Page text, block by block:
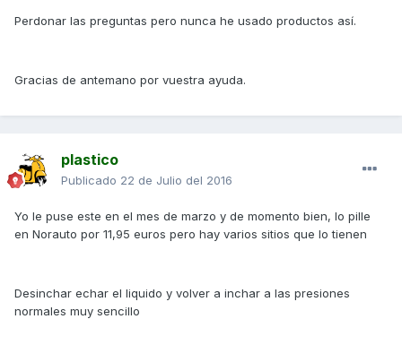
Perdonar las preguntas pero nunca he usado productos así.
Gracias de antemano por vuestra ayuda.
plastico
Publicado 22 de Julio del 2016
Yo le puse este en el mes de marzo y de momento bien, lo pille
en Norauto por 11,95 euros pero hay varios sitios que lo tienen
Desinchar echar el liquido y volver a inchar a las presiones
normales muy sencillo